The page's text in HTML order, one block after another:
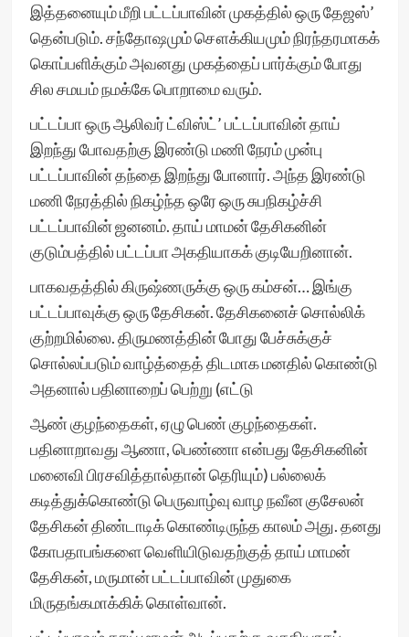
இத்தனையும் மீறி பட்டப்பாவின் முகத்தில் ஒரு தேஜஸ்’
தென்படும். சந்தோஷமும் சௌக்கியமும் நிரந்தரமாகக்
கொப்பளிக்கும் அவனது முகத்தைப் பார்க்கும் போது
சில சமயம் நமக்கே பொறாமை வரும்.
பட்டப்பா ஒரு ஆலிவர் ட்விஸ்ட்’ பட்டப்பாவின் தாய்
இறந்து போவதற்கு இரண்டு மணி நேரம் முன்பு
பட்டப்பாவின் தந்தை இறந்து போனார். அந்த இரண்டு
மணி நேரத்தில் நிகழ்ந்த ஒரே ஒரு சுபநிகழ்ச்சி
பட்டப்பாவின் ஜனனம். தாய் மாமன் தேசிகனின்
குடும்பத்தில் பட்டப்பா அகதியாகக் குடியேறினான்.
பாகவதத்தில் கிருஷ்ணருக்கு ஒரு கம்சன்… இங்கு
பட்டப்பாவுக்கு ஒரு தேசிகன். தேசிகனைச் சொல்லிக்
குற்றமில்லை. திருமணத்தின் போது பேச்சுக்குச்
சொல்லப்படும் வாழ்த்தைத் திடமாக மனதில் கொண்டு
அதனால் பதினாறைப் பெற்று (எட்டு
ஆண் குழந்தைகள், ஏழு பெண் குழந்தைகள்.
பதினாறாவது ஆணா, பெண்ணா என்பது தேசிகனின்
மனைவி பிரசவித்தால்தான் தெரியும்) பல்லைக்
கடித்துக்கொண்டு பெருவாழ்வு வாழ நவீன குசேலன்
தேசிகன் திண்டாடிக் கொண்டிருந்த காலம் அது. தனது
கோபதாபங்களை வெளியிடுவதற்குத் தாய் மாமன்
தேசிகன், மருமான் பட்டப்பாவின் முதுகை
மிருதங்கமாக்கிக் கொள்வான்.